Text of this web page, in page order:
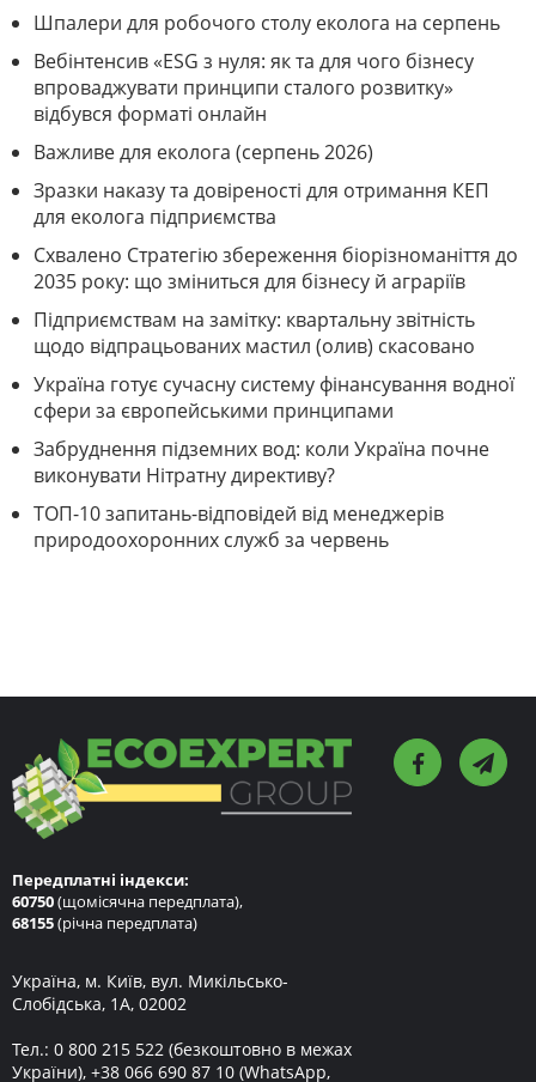
Шпалери для робочого столу еколога на серпень
Вебінтенсив «ESG з нуля: як та для чого бізнесу
впроваджувати принципи сталого розвитку»
відбувся форматі онлайн
Важливе для еколога (серпень 2026)
Зразки наказу та довіреності для отримання КЕП
для еколога підприємства
Схвалено Стратегію збереження біорізноманіття до
2035 року: що зміниться для бізнесу й аграріїв
Підприємствам на замітку: квартальну звітність
щодо відпрацьованих мастил (олив) скасовано
Україна готує сучасну систему фінансування водної
сфери за європейськими принципами
Забруднення підземних вод: коли Україна почне
виконувати Нітратну директиву?
ТОП-10 запитань-відповідей від менеджерів
природоохоронних служб за червень
Передплатні індекси:
60750(щомісячна передплата),
68155(річна передплата)
Україна, м. Київ, вул. Микільсько-
Слобідська, 1А, 02002
Тел.: 0 800 215 522 (безкоштовно в межах
України), +38 066 690 87 10 (WhatsApp,